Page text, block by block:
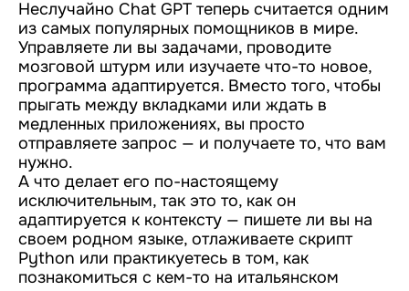
Неслучайно Chat GPT теперь считается одним
из самых популярных помощников в мире.
Управляете ли вы задачами, проводите
мозговой штурм или изучаете что-то новое,
программа адаптируется. Вместо того, чтобы
прыгать между вкладками или ждать в
медленных приложениях, вы просто
отправляете запрос — и получаете то, что вам
нужно.
А что делает его по-настоящему
исключительным, так это то, как он
адаптируется к контексту — пишете ли вы на
своем родном языке, отлаживаете скрипт
Python или практикуетесь в том, как
познакомиться с кем-то на итальянском